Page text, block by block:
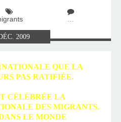
…
2009
QUE LA
PAS RATIFIÉE.
CÉLÉBRÉE LA
DES MIGRANTS.
LE MONDE